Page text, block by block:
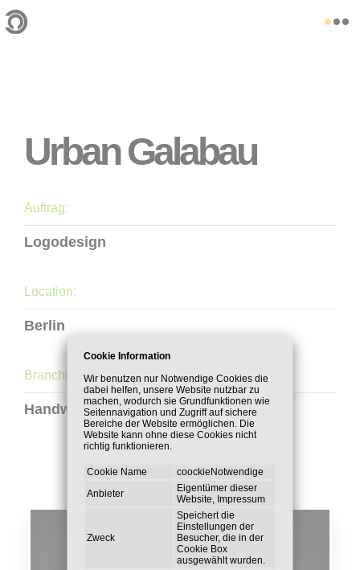
Cookie Information
Wir benutzen nur Notwendige Cookies die
dabei helfen, unsere Website nutzbar zu
machen, wodurch sie Grundfunktionen wie
Seitennavigation und Zugriff auf sichere
Bereiche der Website ermöglichen. Die
Website kann ohne diese Cookies nicht
richtig funktionieren.
Cookie Name
coockieNotwendige
Anbieter
Eigentümer dieser
Website, Impressum
Zweck
Speichert die
Einstellungen der
Besucher, die in der
Cookie Box
ausgewählt wurden.
Urban Galabau
Auftrag:
Logodesign
Location:
Berlin
Branche:
Handwerk